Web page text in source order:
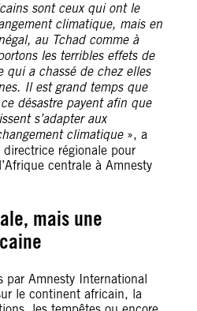
sont ceux qui ont le
climatique, mais en
au Tchad comme à
les terribles effets de
qui a chassé de chez elles
Il est grand temps que
désastre payent afin que
s’adapter aux
climatique», a
régionale pour
centrale à Amnesty
mais une
par Amnesty International
le continent africain, la